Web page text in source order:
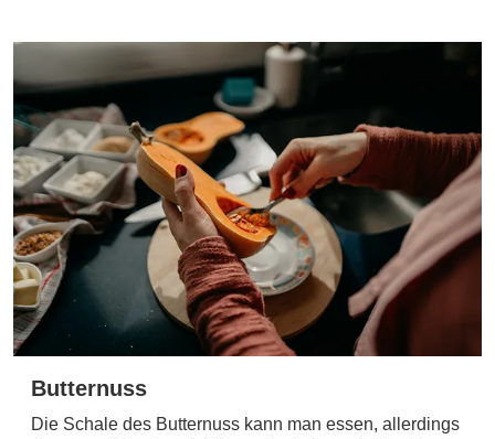
Butternuss
Die Schale des Butternuss kann man essen, allerdings